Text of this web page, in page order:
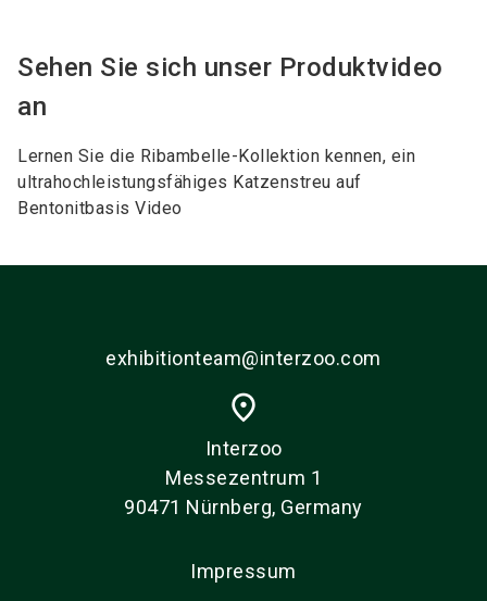
Sehen Sie sich unser Produktvideo
an
Lernen Sie die Ribambelle-Kollektion kennen, ein
ultrahochleistungsfähiges Katzenstreu auf
Bentonitbasis Video
exhibitionteam@interzoo.com
place
Interzoo
Messezentrum 1
90471 Nürnberg, Germany
Impressum